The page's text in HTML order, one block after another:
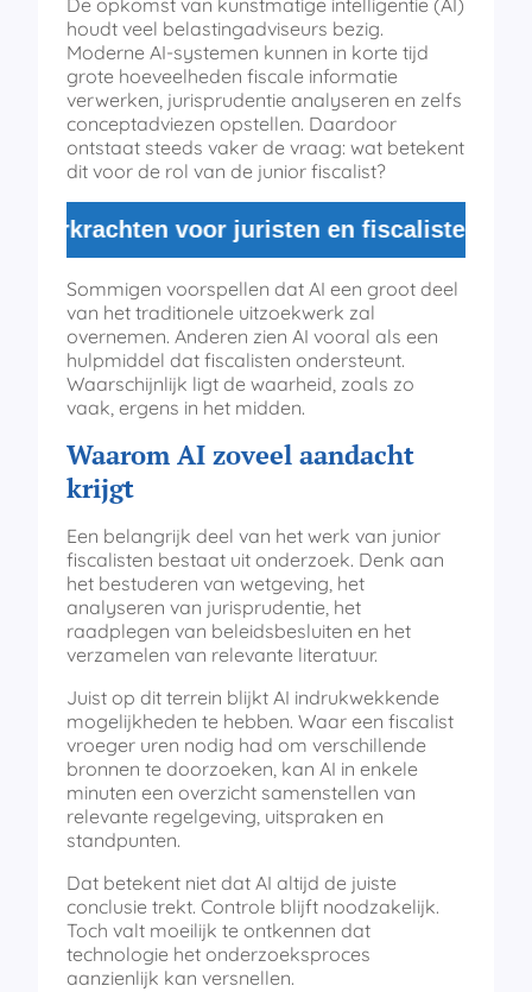
De opkomst van kunstmatige intelligentie (AI)
houdt veel belastingadviseurs bezig.
Moderne AI-systemen kunnen in korte tijd
grote hoeveelheden fiscale informatie
verwerken, jurisprudentie analyseren en zelfs
conceptadviezen opstellen. Daardoor
ontstaat steeds vaker de vraag: wat betekent
dit voor de rol van de junior fiscalist?
voor juristen en fiscalisten. Norde
Sommigen voorspellen dat AI een groot deel
van het traditionele uitzoekwerk zal
overnemen. Anderen zien AI vooral als een
hulpmiddel dat fiscalisten ondersteunt.
Waarschijnlijk ligt de waarheid, zoals zo
vaak, ergens in het midden.
Waarom AI zoveel aandacht
krijgt
Een belangrijk deel van het werk van junior
fiscalisten bestaat uit onderzoek. Denk aan
het bestuderen van wetgeving, het
analyseren van jurisprudentie, het
raadplegen van beleidsbesluiten en het
verzamelen van relevante literatuur.
Juist op dit terrein blijkt AI indrukwekkende
mogelijkheden te hebben. Waar een fiscalist
vroeger uren nodig had om verschillende
bronnen te doorzoeken, kan AI in enkele
minuten een overzicht samenstellen van
relevante regelgeving, uitspraken en
standpunten.
Dat betekent niet dat AI altijd de juiste
conclusie trekt. Controle blijft noodzakelijk.
Toch valt moeilijk te ontkennen dat
technologie het onderzoeksproces
aanzienlijk kan versnellen.